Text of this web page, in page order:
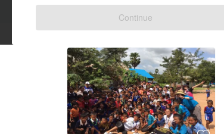
ビジネス・起業
まちづくり・地域活性化
Continue